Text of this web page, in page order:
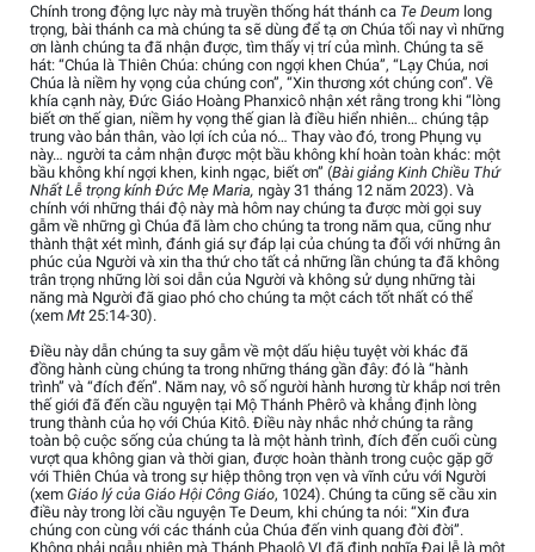
Chính trong động lực này mà truyền thống hát thánh ca Te Deum long
trọng, bài thánh ca mà chúng ta sẽ dùng để tạ ơn Chúa tối nay vì những
ơn lành chúng ta đã nhận được, tìm thấy vị trí của mình. Chúng ta sẽ
hát: “Chúa là Thiên Chúa: chúng con ngợi khen Chúa”, “Lạy Chúa, nơi
Chúa là niềm hy vọng của chúng con”, “Xin thương xót chúng con”. Về
khía cạnh này, Đức Giáo Hoàng Phanxicô nhận xét rằng trong khi “lòng
biết ơn thế gian, niềm hy vọng thế gian là điều hiển nhiên… chúng tập
trung vào bản thân, vào lợi ích của nó… Thay vào đó, trong Phụng vụ
này… người ta cảm nhận được một bầu không khí hoàn toàn khác: một
bầu không khí ngợi khen, kinh ngạc, biết ơn” (Bài giảng Kinh Chiều Thứ
Nhất Lễ trọng kính Đức Mẹ Maria, ngày 31 tháng 12 năm 2023). Và
chính với những thái độ này mà hôm nay chúng ta được mời gọi suy
gẫm về những gì Chúa đã làm cho chúng ta trong năm qua, cũng như
thành thật xét mình, đánh giá sự đáp lại của chúng ta đối với những ân
phúc của Người và xin tha thứ cho tất cả những lần chúng ta đã không
trân trọng những lời soi dẫn của Người và không sử dụng những tài
năng mà Người đã giao phó cho chúng ta một cách tốt nhất có thể
(xem Mt 25:14-30).
Điều này dẫn chúng ta suy gẫm về một dấu hiệu tuyệt vời khác đã
đồng hành cùng chúng ta trong những tháng gần đây: đó là “hành
trình” và “đích đến”. Năm nay, vô số người hành hương từ khắp nơi trên
thế giới đã đến cầu nguyện tại Mộ Thánh Phêrô và khẳng định lòng
trung thành của họ với Chúa Kitô. Điều này nhắc nhở chúng ta rằng
toàn bộ cuộc sống của chúng ta là một hành trình, đích đến cuối cùng
vượt qua không gian và thời gian, được hoàn thành trong cuộc gặp gỡ
với Thiên Chúa và trong sự hiệp thông trọn vẹn và vĩnh cửu với Người
(xem Giáo lý của Giáo Hội Công Giáo, 1024). Chúng ta cũng sẽ cầu xin
điều này trong lời cầu nguyện Te Deum, khi chúng ta nói: “Xin đưa
chúng con cùng với các thánh của Chúa đến vinh quang đời đời”.
Không phải ngẫu nhiên mà Thánh Phaolô VI đã định nghĩa Đại lễ là một